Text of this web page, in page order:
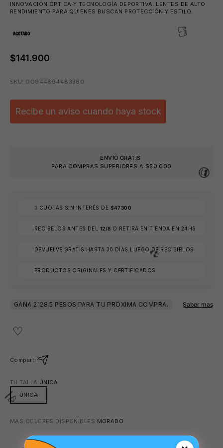
INNOVACIÓN ÓPTICA Y TECNOLOGÍA DEPORTIVA. LENTES DE ALTO
RENDIMIENTO PARA QUIENES BUSCAN PROTECCIÓN Y ESTILO.
AGOTADO
$141.900
SKU: OO944894483360
Recibe un aviso cuando haya stock
ENVIO GRATIS
PARA COMPRAS SUPERIORES A $50.000
3 CUOTAS SIN INTERÉS DE $47300
RECÍBELOS ANTES DEL 12/8 O RETIRA EN TIENDA EN 24HS
DEVUELVE GRATIS HASTA 30 DÍAS LUEGO DE RECIBIRLOS
PRODUCTOS ORIGINALES Y CERTIFICADOS
Compartir
TU TALLA:ÚNICA
ÚNICA
MAS COLORES DISPONIBLES: MORADO
😎
👙
⛱️